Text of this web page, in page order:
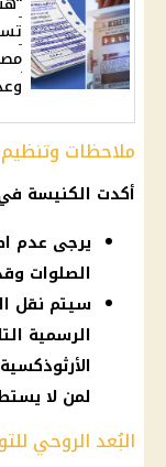
ملاحظات
أكدت الكنيسة
يرجى عدم
الصلوات
الرسمية
لمن لا
البُعد الروحي